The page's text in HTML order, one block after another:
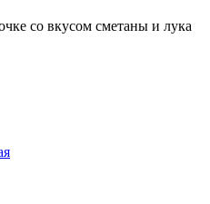
со вкусом сметаны и лука